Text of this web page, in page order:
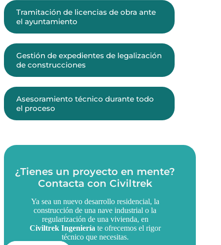
Tramitación de licencias de obra ante
el ayuntamiento
Gestión de expedientes de legalización
de construcciones
Asesoramiento técnico durante todo
el proceso
¿Tienes un proyecto en mente?
Contacta con Civiltrek
Ya sea un nuevo desarrollo residencial, la
construcción de una nave industrial o la
regularización de una vivienda, en
Civiltrek Ingeniería te ofrecemos el rigor
técnico que necesitas.